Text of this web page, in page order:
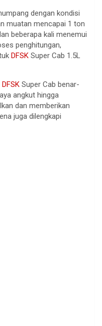
dengan kondisi
muatan mencapai 1 ton
beberapa kali menemui
penghitungan,
DFSK Super Cab 1.5L
DFSK Super Cab benar-
angkut hingga
dan memberikan
juga dilengkapi